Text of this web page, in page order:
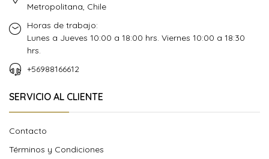
Metropolitana, Chile
Horas de trabajo:
Lunes a Jueves 10:00 a 18:00 hrs. Viernes 10:00 a 18:30
hrs.
+56988166612
SERVICIO AL CLIENTE
Contacto
Términos y Condiciones